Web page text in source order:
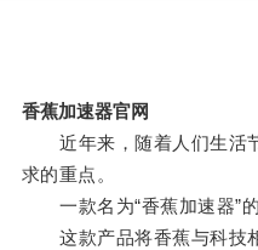
香蕉加速器官网
近年来，随着人们生活
求的重点。
一款名为“香蕉加速器”的
这款产品将香蕉与科技